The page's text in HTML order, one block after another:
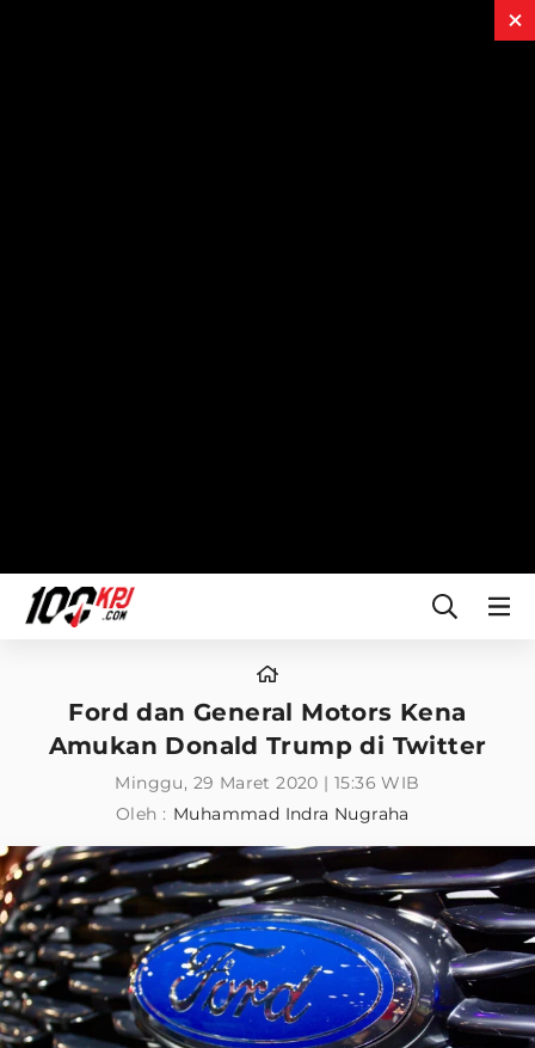
Ford dan General Motors Kena
Amukan Donald Trump di Twitter
Minggu, 29 Maret 2020 | 15:36 WIB
Oleh : Muhammad Indra Nugraha